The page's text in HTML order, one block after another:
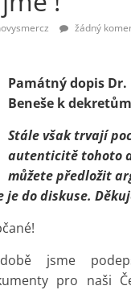
žádný
Památný dopis Dr.
Beneše k dekretům
Stále však trvají
autenticitě tohoto
můžete předložit
je do diskuse.
jsme
pro naši